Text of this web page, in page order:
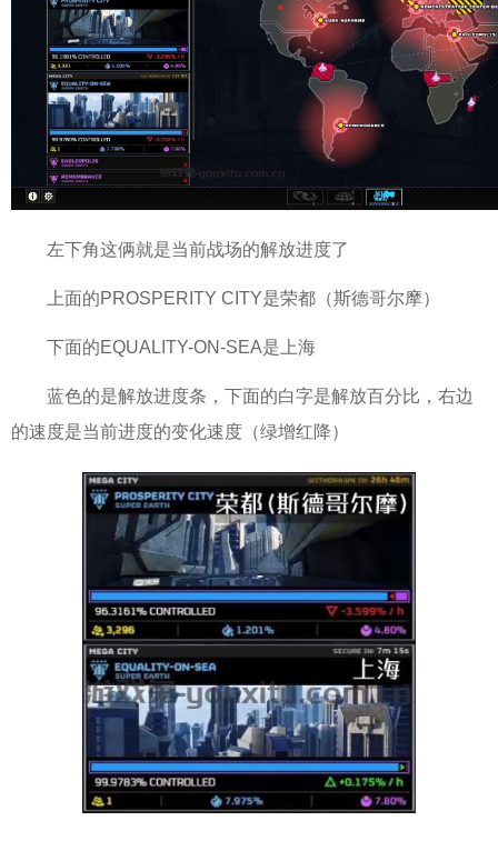
左下角这俩就是当前战场的解放进度了
上面的PROSPERITY CITY是荣都（斯德哥尔摩）
下面的EQUALITY-ON-SEA是上海
蓝色的是解放进度条，下面的白字是解放百分比，右边
的速度是当前进度的变化速度（绿增红降）